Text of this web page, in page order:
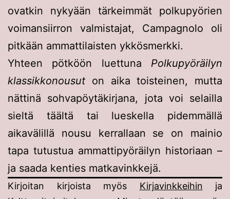
ovatkin nykyään tärkeimmät polkupyörien
voimansiirron valmistajat, Campagnolo oli
pitkään ammattilaisten ykkösmerkki.
Yhteen pötköön luettuna Polkupyöräilyn
klassikkonousut on aika toisteinen, mutta
nättinä sohvapöytäkirjana, jota voi selailla
sieltä täältä tai lueskella pidemmällä
aikavälillä nousu kerrallaan se on mainio
tapa tutustua ammattipyöräilyn historiaan –
ja saada kenties matkavinkkejä.
Kirjoitan kirjoista myös Kirjavinkkeihin ja